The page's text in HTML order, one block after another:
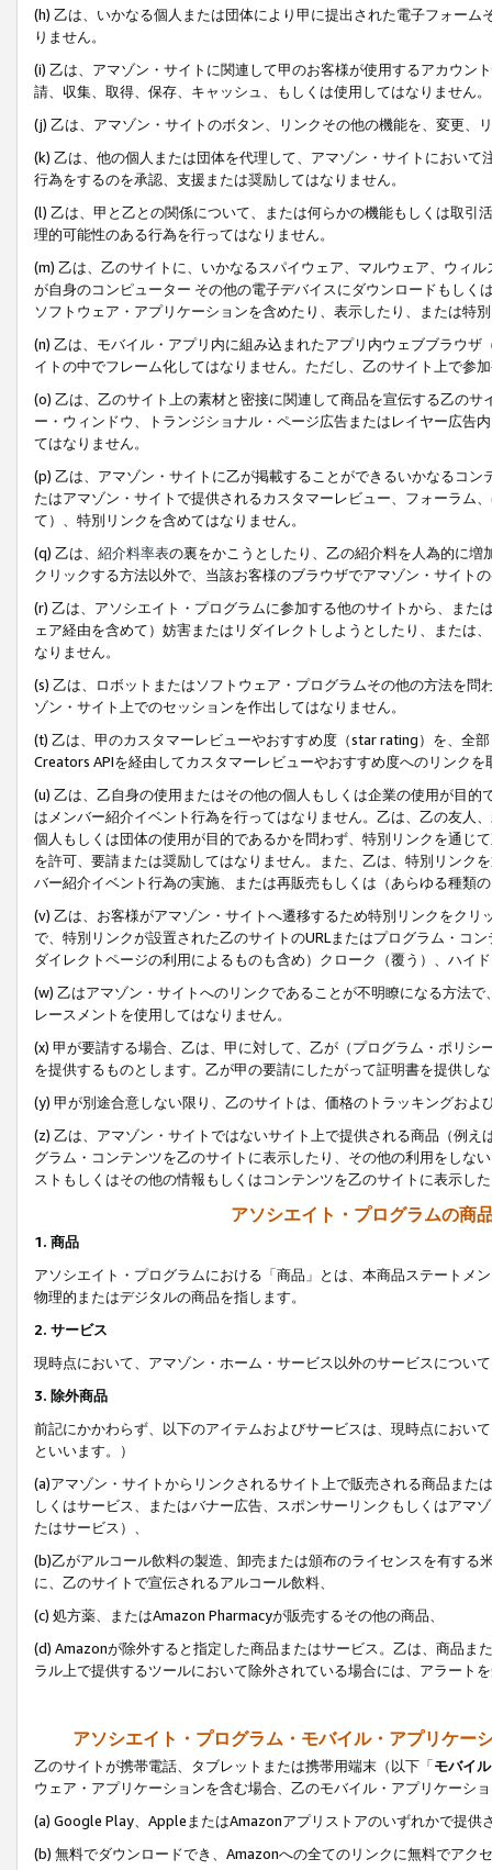
(h) 乙は、いかなる個人または団体により甲に提出された電子フォー
りません。
(i) 乙は、アマゾン・サイトに関連して甲のお客様が使用するアカウン
請、収集、取得、保存、キャッシュ、もしくは使用してはなりません。
(j) 乙は、アマゾン・サイトのボタン、リンクその他の機能を、変更、
(k) 乙は、他の個人または団体を代理して、アマゾン・サイトにおい
行為をするのを承認、支援または奨励してはなりません。
(l) 乙は、甲と乙との関係について、または何らかの機能もしくは取
理的可能性のある行為を行ってはなりません。
(m) 乙は、乙のサイトに、いかなるスパイウェア、マルウェア、ウィ
が自身のコンピューター その他の電子デバイスにダウンロードもし
ソフトウェア・アプリケーションを含めたり、表示したり、または特
(n) 乙は、モバイル・アプリ内に組み込まれたアプリ内ウェブブラウ
イトの中でフレーム化してはなりません。ただし、乙のサイト上で参
(o) 乙は、乙のサイト上の素材と密接に関連して商品を宣伝する乙の
ー・ウィンドウ、トランジショナル・ページ広告またはレイヤー広告
てはなりません。
(p) 乙は、アマゾン・サイトに乙が掲載することができるいかなるコ
たはアマゾン・サイトで提供されるカスタマーレビュー、フォーラム
て）、特別リンクを含めてはなりません。
(q) 乙は、 紹介料率表の裏をかこうとしたり、乙の紹介料を人為的に
クリックする方法以外で、当該お客様のブラウザでアマゾン・サイト
(r) 乙は、アソシエイト・プログラムに参加する他のサイトから、ま
ェア経由を含めて）妨害またはリダイレクトしようとしたり、または
なりません。
(s) 乙は、ロボットまたはソフトウェア・プログラムその他の方法を
ゾン・サイト上でのセッションを作出してはなりません。
(t) 乙は、甲のカスタマーレビューやおすすめ度（star rating）を、全
Creators APIを経由してカスタマーレビューやおすすめ度へのリンクを
(u) 乙は、乙自身の使用またはその他の個人もしくは企業の使用が目
はメンバー紹介イベント行為を行ってはなりません。乙は、乙の友人
個人もしくは団体の使用が目的であるかを問わず、特別リンクを通じ
を許可、要請または奨励してはなりません。また、乙は、特別リンク
バー紹介イベント行為の実施、または再販売もしくは（あらゆる種類
(v) 乙は、お客様がアマゾン・サイトへ遷移するため特別リンクをク
で、特別リンクが設置された乙のサイトのURLまたはプログラム・コ
ダイレクトページの利用によるものも含め）クローク（覆う）、ハイ
(w) 乙はアマゾン・サイトへのリンクであることが不明瞭になる方法
レースメントを使用してはなりません。
(x) 甲が要請する場合、乙は、甲に対して、乙が（プログラム・ポリ
を提供するものとします。乙が甲の要請にしたがって証明書を提供し
(y) 甲が別途合意しない限り、乙のサイトは、価格のトラッキングお
(z) 乙は、アマゾン・サイトではないサイト上で提供される商品（例
グラム・コンテンツを乙のサイトに表示したり、その他の利用をしな
ストもしくはその他の情報もしくはコンテンツを乙のサイトに表示し
アソシエイト・プログラムの商
1. 商品
アソシエイト・プログラムにおける「商品」とは、本商品ステートメ
物理的またはデジタルの商品を指します。
2. サービス
現時点において、アマゾン・ホーム・サービス以外のサービスについ
3. 除外商品
前記にかかわらず、以下のアイテムおよびサービスは、現時点におい
といいます。）
(a)アマゾン・サイトからリンクされるサイト上で販売される商品ま
しくはサービス、またはバナー広告、スポンサーリンクもしくはアマ
たはサービス）、
(b)乙がアルコール飲料の製造、卸売または頒布のライセンスを有す
に、乙のサイトで宣伝されるアルコール飲料、
(c) 処方薬、またはAmazon Pharmacyが販売するその他の商品、
(d) Amazonが除外すると指定した商品またはサービス。乙は、商品ま
ラル上で提供するツールにおいて除外されている場合には、アラート
アソシエイト・プログラム・モバイル・アプリケー
乙のサイトが携帯電話、タブレットまたは携帯用端末（以下「モバイ
ウェア・アプリケーションを含む場合、乙のモバイル・アプリケーシ
(a) Google Play、AppleまたはAmazonアプリストアのいずれかで提供
(b) 無料でダウンロードでき、Amazonへの全てのリンクに無料でアク